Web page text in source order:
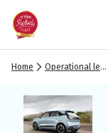
Home Operational lease